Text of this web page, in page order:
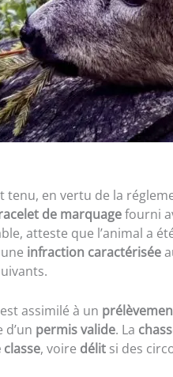
tenu, en vertu de la
de marquagefourni
atteste que l’animal a
infraction caractérisée
assimilé à un
permis valide. La
, voire délit si des